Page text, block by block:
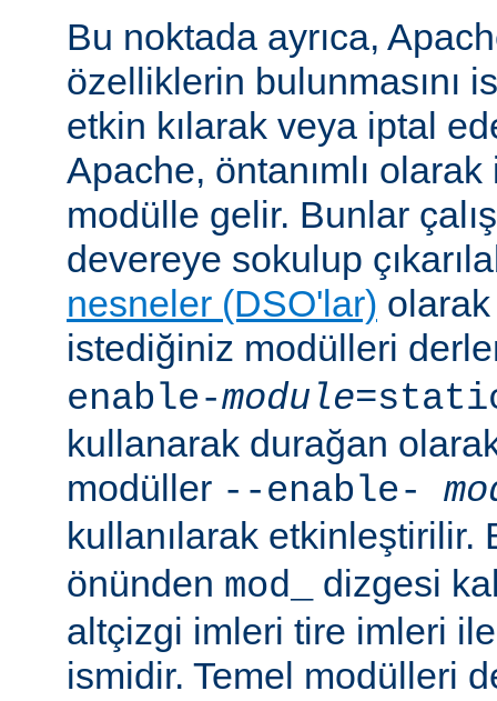
Bu noktada ayrıca,
özelliklerin bulunmasını
etkin kılarak veya iptal
Apache, öntanımlı
modülle gelir. Bunlar
devereye sokulup
nesneler (DSO'lar) olarak
istediğiniz modülleri
enable-module
kullanarak durağan
modüller --enable-
kullanılarak
önünden mod_
dizgesi
altçizgi imleri tire imleri
ismidir. Temel modülleri